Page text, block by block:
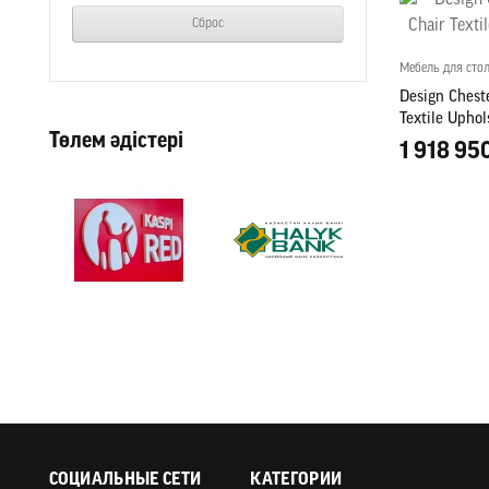
Сброс
Төлем әдістері
Мебель для
Design
Textile
1 918
СОЦИАЛЬНЫЕ СЕТИ КАТЕГОРИИ